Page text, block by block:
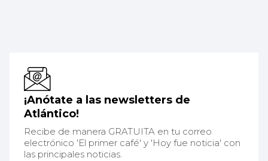
¡Anótate a las newsletters de
Atlántico!
Recibe de manera GRATUITA en tu correo
electrónico 'El primer café' y 'Hoy fue noticia' con
las principales noticias.